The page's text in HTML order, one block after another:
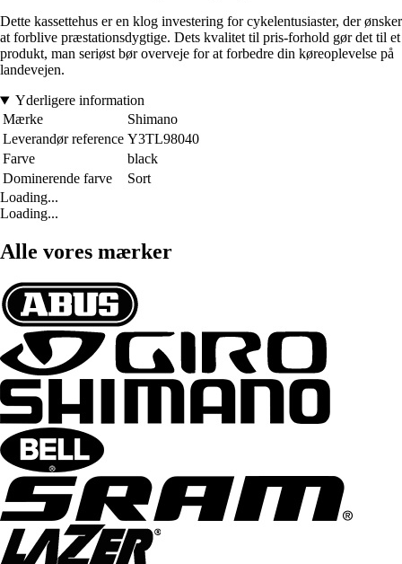
Dette kassettehus er en klog investering for cykelentusiaster, der ønsker
at forblive præstationsdygtige. Dets kvalitet til pris-forhold gør det til et
produkt, man seriøst bør overveje for at forbedre din køreoplevelse på
landevejen.
Yderligere information
Mærke
Shimano
Leverandør reference Y3TL98040
Farve
black
Dominerende farve
Sort
Loading...
Loading...
Alle vores mærker